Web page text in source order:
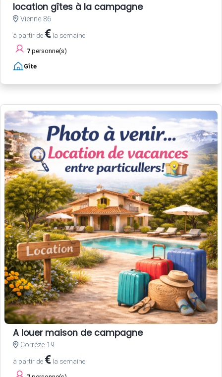
location gîtes à la campagne
Vienne 86
à partir de € la semaine
7 personne(s)
Gîte
A louer maison de campagne
Corrèze 19
à partir de € la semaine